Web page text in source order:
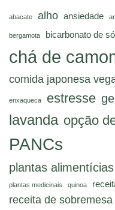
abacate alho ansiedade
bergamota bicarbonato de
chá de
comida japonesa
enxaqueca estresse
lavanda opção
PANCs
plantas
plantas medicinais quinoa
receita de